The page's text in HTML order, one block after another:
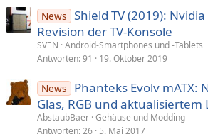
News Shield TV (2019):
Revision der TV-Konsole
SVΞN Android-Smartphones und -Tablets
Antworten 91 19. Oktober 2019
News
Phanteks Evolv mATX:
Glas, RGB und aktualisiertem
AbstaubBaer Gehäuse und Modding
Antworten 26 5. Mai 2017